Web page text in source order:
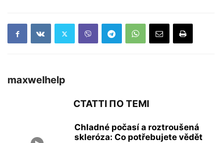
maxwelhelp
СТАТТІ ПО ТЕМІ
Chladné počasí a roztroušená
skleróza: Co potřebujete vědět